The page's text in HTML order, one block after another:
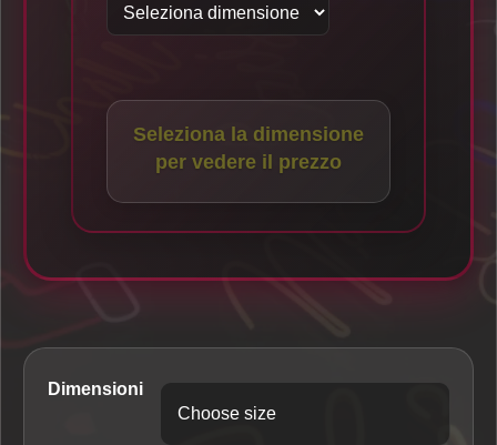
Seleziona la dimensione
per vedere il prezzo
Dimensioni